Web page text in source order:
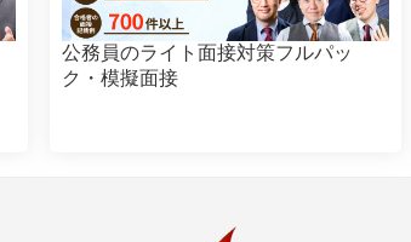
公務員のライト面接対策フルパッ
ク・模擬面接